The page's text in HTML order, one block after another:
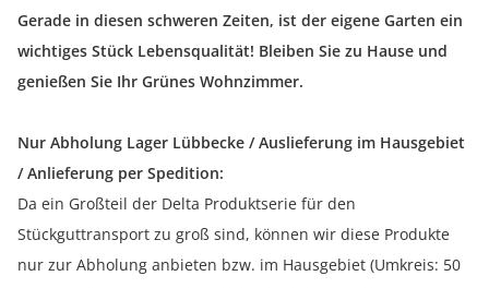
Gerade in diesen schweren Zeiten, ist der eigene Garten ein
wichtiges Stück Lebensqualität! Bleiben Sie zu Hause und
genießen Sie Ihr Grünes Wohnzimmer.
Nur Abholung Lager Lübbecke / Auslieferung im Hausgebiet
/ Anlieferung per Spedition:
Da ein Großteil der Delta Produktserie für den
Stückguttransport zu groß sind, können wir diese Produkte
nur zur Abholung anbieten bzw. im Hausgebiet (Umkreis: 50